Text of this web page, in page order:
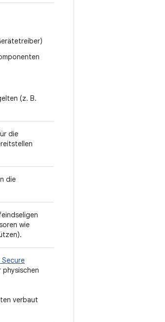
(z. B.
die
die
wie
verbaut